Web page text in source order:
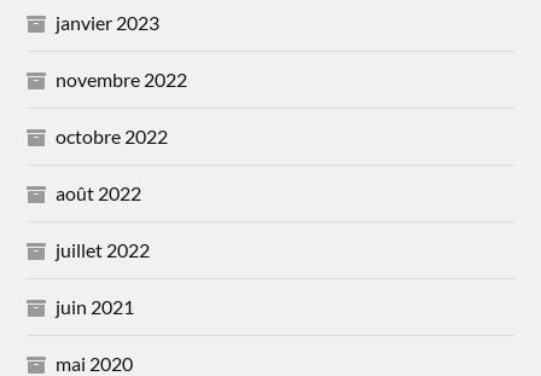
janvier 2023
novembre 2022
octobre 2022
août 2022
juillet 2022
juin 2021
mai 2020